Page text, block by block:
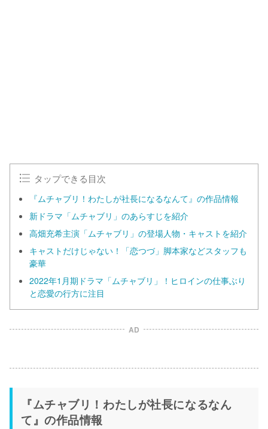
タップできる目次
『ムチャブリ！わたしが社長になるなんて』の作品情報
新ドラマ「ムチャブリ」のあらすじを紹介
高畑充希主演「ムチャブリ」の登場人物・キャストを紹介
キャストだけじゃない！「恋つづ」脚本家などスタッフも
豪華
2022年1月期ドラマ「ムチャブリ」！ヒロインの仕事ぶり
と恋愛の行方に注目
AD
『ムチャブリ！わたしが社長になるなん
て』の作品情報